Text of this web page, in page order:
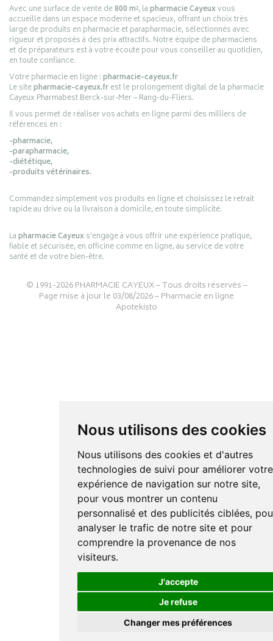
Nous utilisons des cookies
Nous utilisons des cookies et d'autres
technologies de suivi pour améliorer votre
expérience de navigation sur notre site,
pour vous montrer un contenu
personnalisé et des publicités ciblées,
analyser le trafic de notre site et pour
comprendre la provenance de nos
visiteurs.
J'accepte
Je refuse
Changer mes préférences
Avec une surface de vente de800 m², lapharmacie Cayeuxvous
accueille dans un espace moderne et spacieux, offrant un choix très
large de produits en pharmacie et parapharmacie, sélectionnés avec
rigueur et proposés à des prix attractifs. Notre équipe de pharmaciens
et de préparateurs est à votre écoute pour vous conseiller au quotidien,
en toute confiance.
Votre pharmacie en ligne :pharmacie-cayeux.fr
Le sitepharmacie-cayeux.frest le prolongement digital de la pharmacie
Cayeux Pharmabest Berck-sur-Mer – Rang-du-Fliers.
Il vous permet de réaliser vos achats en ligne parmi des milliers de
références en :
-pharmacie,
-parapharmacie,
-diététique,
-produits vétérinaires.
Commandez simplement vos produits en ligne et choisissez le retrait
rapide au drive ou la livraison à domicile, en toute simplicité.
Lapharmacie Cayeuxs’engage à vous offrir une expérience pratique,
fiable et sécurisée, en officine comme en ligne, au service de votre
santé et de votre bien-être.
© 1991-2026PHARMACIE CAYEUX– Tous droits réservés –
Page mise à jour le 03/08/2026 –Pharmacie en ligne
Apotekisto